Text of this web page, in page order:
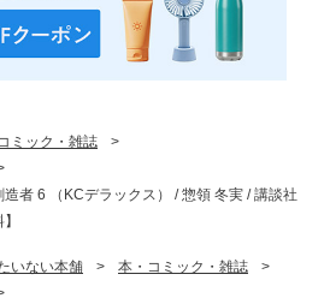
ミック・雑誌
>
造者 6 （KCデラックス） / 惣領 冬実 / 講談社
いない本舗 > 本・コミック・雑誌
>